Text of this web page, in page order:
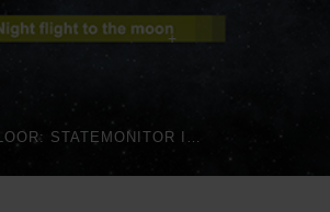
DIGITAL SHOP FLOOR: STATEMONITOR IN AUTOMATED PRODUCTION | HEIDENHAIN